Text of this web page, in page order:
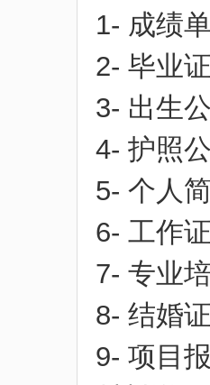
1- 成绩
2- 毕业
3- 出生
4- 护照
5- 个人
6- 工作
7- 专业
8- 结婚
9- 项目